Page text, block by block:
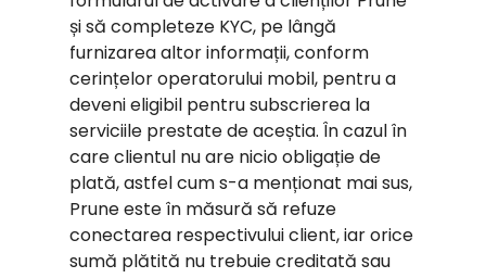
și să completeze KYC, pe lângă
furnizarea altor informații, conform
cerințelor operatorului mobil, pentru a
deveni eligibil pentru subscrierea la
serviciile prestate de aceștia. În cazul în
care clientul nu are nicio obligație de
plată, astfel cum s-a menționat mai sus,
Prune este în măsură să refuze
conectarea respectivului client, iar orice
sumă plătită nu trebuie creditată sau